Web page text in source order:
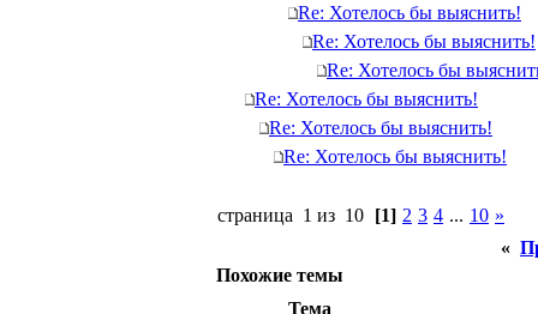
Re: Хотелось бы выяснить!
Re: Хотелось бы выяснить!
Re: Хотелось бы
Re: Хотелось бы выяснить!
Re: Хотелось бы выяснить!
Re: Хотелось бы выяснить!
страница 1 из 10 [1] 2 3 4 ... 10 »
«
Похожие темы
Тема